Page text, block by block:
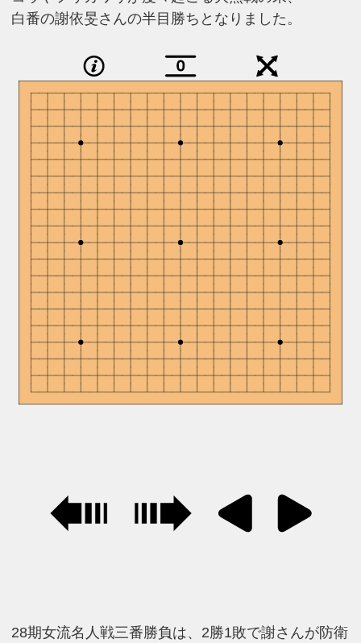
白番の謝依旻さんの半目勝ちとなりました。
0
28期女流名人戦三番勝負は、2勝1敗で謝さんが防衛